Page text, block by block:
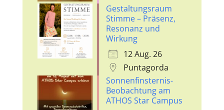
Gestaltungsraum
Stimme – Präsenz,
Resonanz und
Wirkung
12 Aug. 26
Puntagorda
Sonnenfinsternis-
Beobachtung am
ATHOS Star Campus